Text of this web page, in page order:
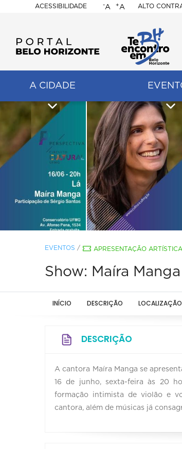
ACESSIBILIDADE
BELO
HORIZONTE
-A +A ALTO
A CIDADE
EVENTOS / APRESENTAÇÃO ARTÍSTICA
Show: Maíra Manga
INÍCIO DESCRIÇÃO LOCALIZAÇÃO
DESCRIÇÃO
A cantora Maíra Manga se
16 de junho, sexta-feira às 20
formação intimista de violão e
cantora, além de músicas já